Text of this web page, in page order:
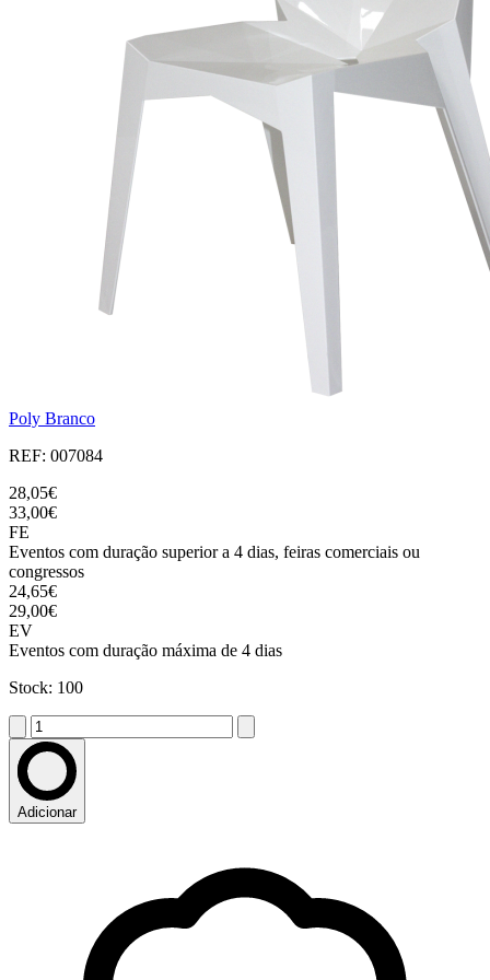
Poly Branco
REF: 007084
28,05€
33,00€
FE
Eventos com duração superior a 4 dias, feiras comerciais ou
congressos
24,65€
29,00€
EV
Eventos com duração máxima de 4 dias
Stock: 100
Adicionar